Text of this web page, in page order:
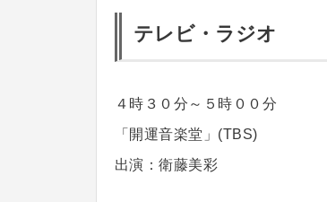
テレビ・ラジオ
４時３０分～５時００分
「開運音楽堂」(TBS)
出演：衛藤美彩